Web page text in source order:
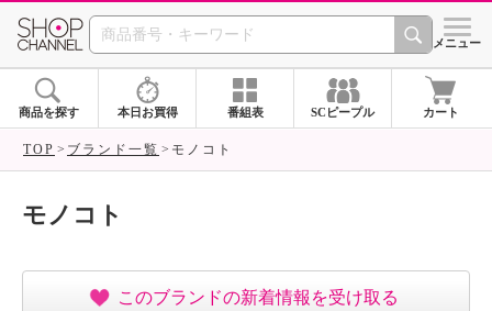
SHOP CHANNEL ショッ
メニュー
商品を探す 本日お買得 番組表 SCピープル カート
TOP ブランド一覧 モノコト
モノコト
このブランドの新着情報を受け取る